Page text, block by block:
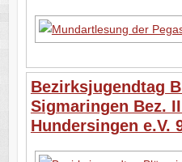
Bezirksjugendtag
Sigmaringen Bez.
Hundersingen e.V.